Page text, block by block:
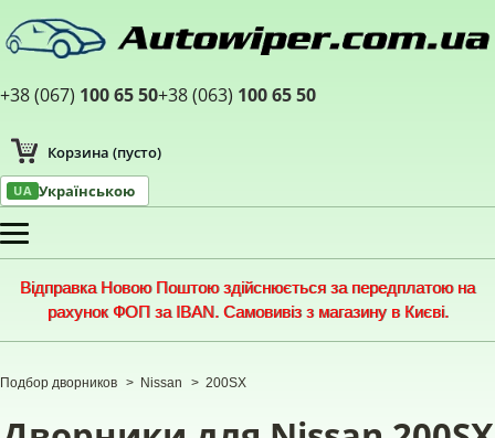
+38 (067) 100 65 50+38 (063) 100 65 50
Корзина (пусто)
UA Українською
Меню
Відправка Новою Поштою здійснюється за передплатою на
рахунок ФОП за IBAN. Самовивіз з магазину в Києві.
Подбор дворников > Nissan > 200SX